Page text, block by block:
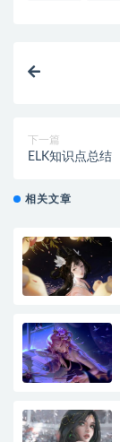
下一篇
ELK知识点总结
相关文章